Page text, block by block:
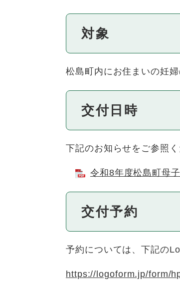
対象
松島町内にお住まいの妊
交付日時
下記のお知らせをご参照く
令和8年度松島町母
交付予約
予約については、下記の
https://logoform.jp/form/